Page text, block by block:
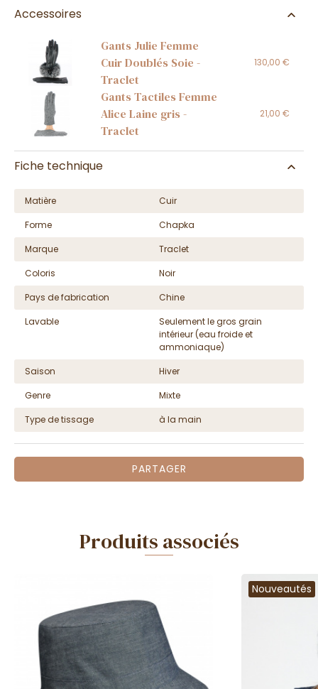
Accessoires
Gants Julie Femme
Cuir Doublés Soie -
Traclet
130,00 €
Gants Tactiles Femme
Alice Laine gris -
Traclet
21,00 €
Fiche technique
Matière
Cuir
Forme
Chapka
Marque
Traclet
Coloris
Noir
Pays de fabrication
Chine
Lavable
Seulement le gros grain
intérieur (eau froide et
ammoniaque)
Saison
Hiver
Genre
Mixte
Type de tissage
à la main
PARTAGER
Produits associés
Nouveautés